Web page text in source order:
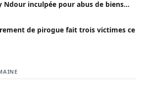
Ndour inculpée pour abus de biens
de pirogue fait trois victimes ce